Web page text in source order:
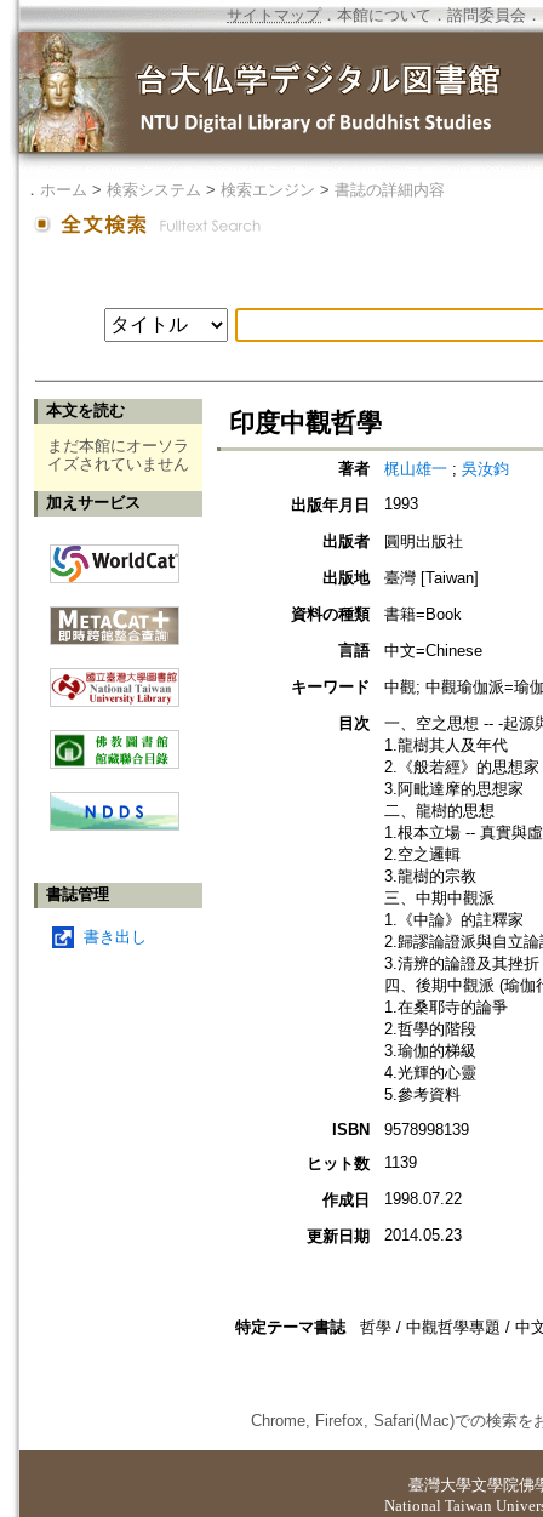
サイトマップ．本館について ． 諮問委員会 ．
． ホーム > 検索システム > 検索エンジン > 書誌の詳細内容
本文を読む
まだ本館にオーソラ
イズされていません
加えサービス
書誌管理
書き出し
印度中觀哲學
著者 梶山雄一 ; 吳汝鈞
出版年月日
1993
出版者
圓明出版社
出版地
臺灣 [Taiwan]
資料の種類
書籍=Book
言語
中文=Chinese
キーワード
中觀; 中觀瑜伽派=瑜
目次
一、空之思想 -- -起源
1.龍樹其人及年代
2.《般若經》的思想家
3.阿毗達摩的思想家
二、龍樹的思想
1.根本立場 -- 真實與
2.空之邏輯
3.龍樹的宗教
三、中期中觀派
1.《中論》的註釋家
2.歸謬論證派與自立論
3.清辨的論證及其挫折
四、後期中觀派 (瑜伽
1.在桑耶寺的論爭
2.哲學的階段
3.瑜伽的梯級
4.光輝的心靈
5.參考資料
ISBN
9578998139
ヒット数
1139
作成日 1998.07.22
更新日期 2014.05.23
特定テーマ書誌 哲學 / 中觀哲學專題 / 中
Chrome, Firefox, Safari(Mac)での検索を
臺灣大學文學院佛
National Taiwan